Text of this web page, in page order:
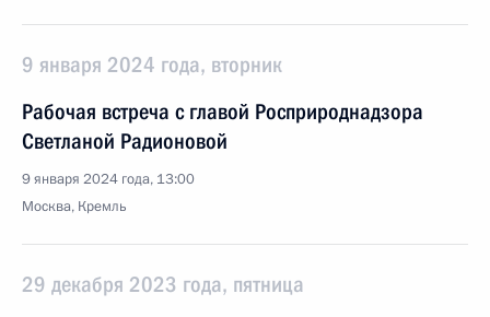
9 января 2024 года, вторник
Рабочая встреча с главой Росприроднадзора
Светланой Радионовой
9 января 2024 года, 13:00
Москва, Кремль
29 декабря 2023 года, пятница